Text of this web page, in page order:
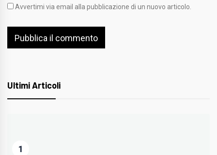
Avvertimi via email alla pubblicazione di un nuovo articolo.
Ultimi Articoli
1